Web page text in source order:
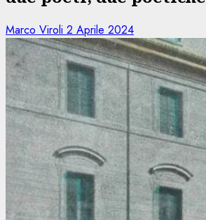
Marco Viroli 2 Aprile 2024